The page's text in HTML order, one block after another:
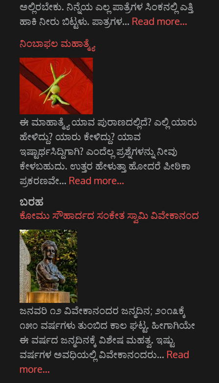
ಅಲ್ಲಿರಬೇಕು. ನಿನ್ನೆಯ ಎಲ್ಲ ಪಾತ್ರೆಗಳ ಸಿಂಕನಲ್ಲಿ ಎತ್ತಿ
ಹಾಕಿ ನೀರು ಬಿಟ್ಟಳು. ಪಾತ್ರಗಳ… Read more…
ನಿಂಬಾಫಲ ಮಹಾತ್ಮ್ಯೆ
ಈ ಮಾಹಾತ್ಮ್ಯೆ ಯಾವ ಪುರಾಣದಲ್ಲಿದೆ? ಎಲ್ಲಿ ಯಾರು
ಹೇಳಿದ್ದು? ಯಾರು ಕೇಳಿದ್ದು? ಯಾವ
ಇಷ್ಟಾರ್ಥಸಿದ್ದಿಗಾಗಿ? ಎಂದೆಲ್ಲ ಪ್ರಶ್ನೆಗಳನ್ನು ನೀವು
ಕೇಳಬಹುದು. ಉತ್ತರ ಹೇಳುತ್ತಾ ಹೋದರೆ ಪೀಠಿಕಾ
ಪ್ರಕರಣವೇ… Read more…
ಬರಹ
ಕೋಮು ಸೌಹಾರ್ದದ ಸಂಕೇತ ಸ್ವಾಮಿ ವಿವೇಕಾನಂದ
ಜನವರಿ ೧೨ ವಿವೇಕಾನಂದರ ಜನ್ಮದಿನ; ೨೦೧೩ಕ್ಕೆ
೧೫೦ ವರ್ಷಗಳು ತುಂಬಿದ ಕಾಲ ಘಟ್ಟ. ಹೀಗಾಗಿಯೇ
ಈ ವರ್ಷದ ಜನ್ಮದಿನಕ್ಕೆ ವಿಶೇಷ ಮಹತ್ವ. ಇಷ್ಟು
ವರ್ಷಗಳ ಅವಧಿಯಲ್ಲಿ ವಿವೇಕಾನಂದರು… Read
more…